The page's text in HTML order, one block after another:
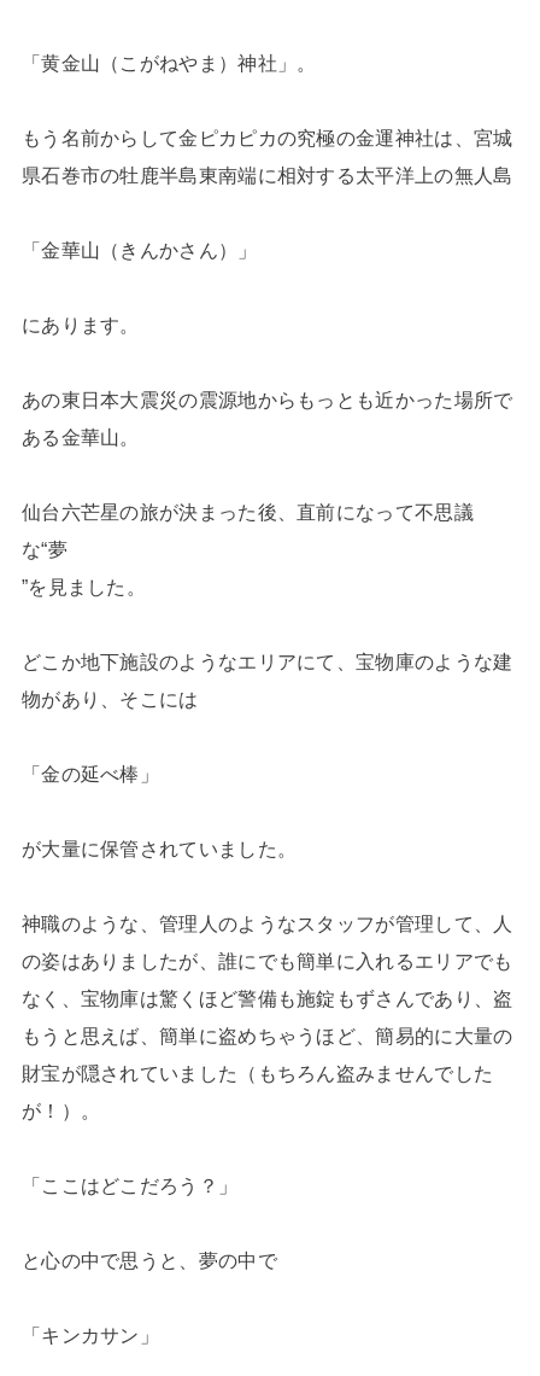
「黄金山（こがねやま）神社」。
もう名前からして金ピカピカの究極の金運神社は、宮城
県石巻市の牡鹿半島東南端に相対する太平洋上の無人島
「金華山（きんかさん）」
にあります。
あの東日本大震災の震源地からもっとも近かった場所で
ある金華山。
仙台六芒星の旅が決まった後、直前になって不思議
な“夢
”を見ました。
どこか地下施設のようなエリアにて、宝物庫のような建
物があり、そこには
「金の延べ棒」
が大量に保管されていました。
神職のような、管理人のようなスタッフが管理して、人
の姿はありましたが、誰にでも簡単に入れるエリアでも
なく、宝物庫は驚くほど警備も施錠もずさんであり、盗
もうと思えば、簡単に盗めちゃうほど、簡易的に大量の
財宝が隠されていました（もちろん盗みませんでした
が！）。
「ここはどこだろう？」
と心の中で思うと、夢の中で
「キンカサン」